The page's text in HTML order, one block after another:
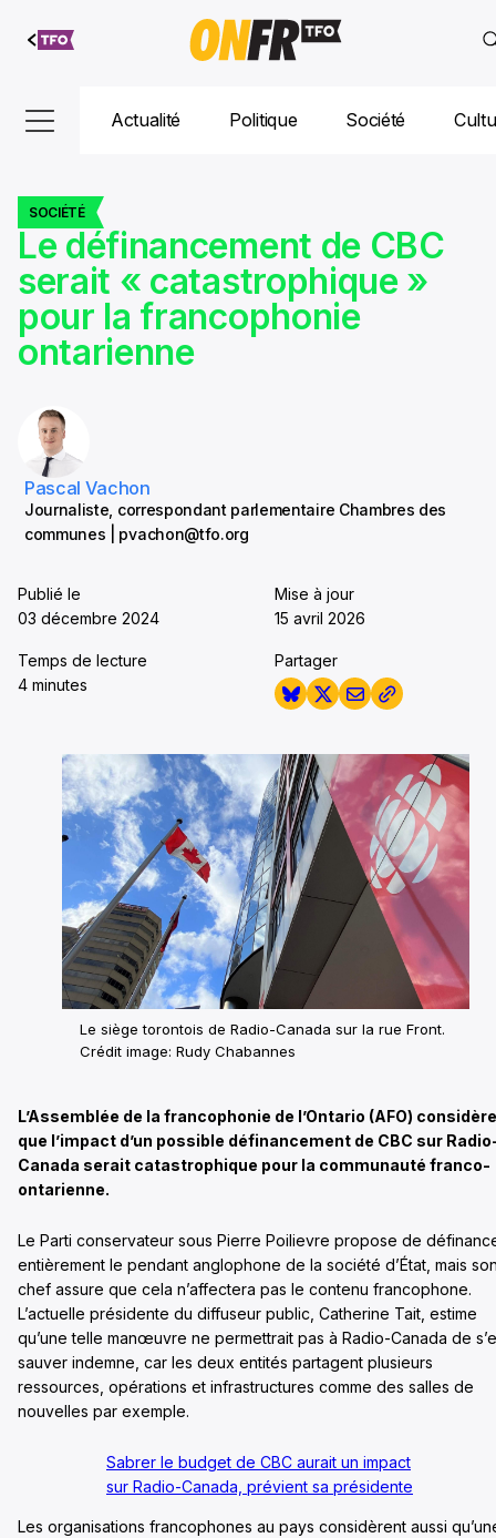
Aller au
contenu
Actualité Politique Société
SOCIÉTÉ
Le définancement de CBC
serait « catastrophique »
pour la francophonie
ontarienne
Pascal Vachon
Journaliste, correspondant parlementaire Chambres des
communes | pvachon@tfo.org
Publié le
03 décembre 2024
Mise à jour
15 avril 2026
Temps de lecture
4 minutes
Partager
Le siège torontois de Radio-Canada sur la rue Front.
Crédit image: Rudy Chabannes
L’Assemblée de la francophonie de l’Ontario (AFO) considère
que l’impact d’un possible définancement de CBC sur
Canada serait catastrophique pour la communauté franco-
ontarienne.
Le Parti conservateur sous Pierre Poilievre propose de
entièrement le pendant anglophone de la société d’État, mais
chef assure que cela n’affectera pas le contenu francophone.
L’actuelle présidente du diffuseur public, Catherine Tait, estime
qu’une telle manœuvre ne permettrait pas à Radio-Canada de
sauver indemne, car les deux entités partagent plusieurs
ressources, opérations et infrastructures comme des salles de
nouvelles par exemple.
Sabrer le budget de CBC aurait un impact
sur Radio-Canada, prévient sa présidente
Les organisations francophones au pays considèrent aussi